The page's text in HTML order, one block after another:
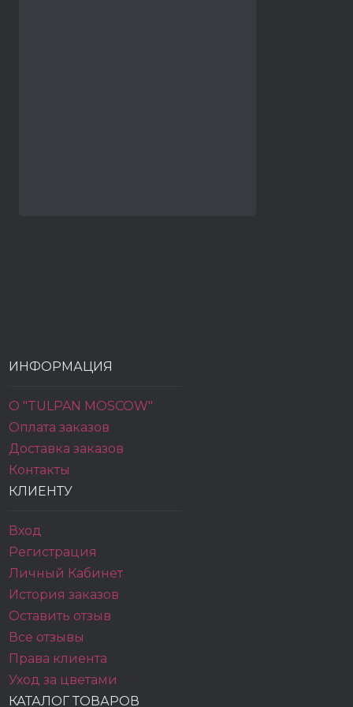
ИНФОРМАЦИЯ
О "TULPAN MOSCOW"
Оплата заказов
Доставка заказов
Контакты
КЛИЕНТУ
Вход
Регистрация
Личный Кабинет
История заказов
Оставить отзыв
Все отзывы
Права клиента
Уход за цветами
КАТАЛОГ ТОВАРОВ